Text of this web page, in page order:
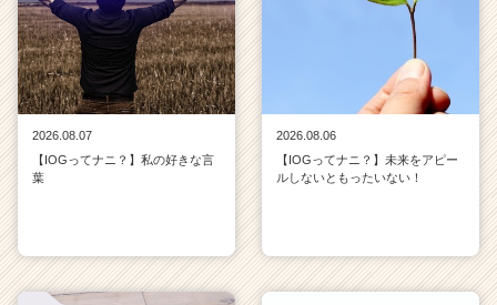
2026.08.07
【IOGってナニ？】私の好きな言
葉
2026.08.06
【IOGってナニ？】未来をアピー
ルしないともったいない！